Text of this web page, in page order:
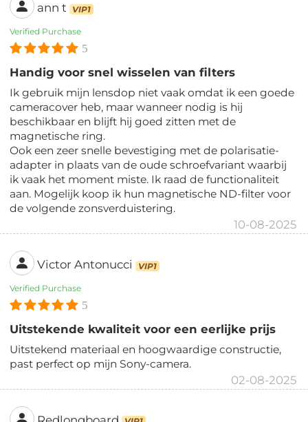
ann t VIP1
Verified Purchase
5
Handig voor snel wisselen van filters
Ik gebruik mijn lensdop niet vaak omdat ik een goede
cameracover heb, maar wanneer nodig is hij
beschikbaar en blijft hij goed zitten met de
magnetische ring.
Ook een zeer snelle bevestiging met de polarisatie-
adapter in plaats van de oude schroefvariant waarbij
ik vaak het moment miste. Ik raad de functionaliteit
aan. Mogelijk koop ik hun magnetische ND-filter voor
de volgende zonsverduistering.
10-08-2025
Victor Antonucci VIP1
Verified Purchase
5
Uitstekende kwaliteit voor een eerlijke prijs
Uitstekend materiaal en hoogwaardige constructie,
past perfect op mijn Sony-camera.
02-08-2025